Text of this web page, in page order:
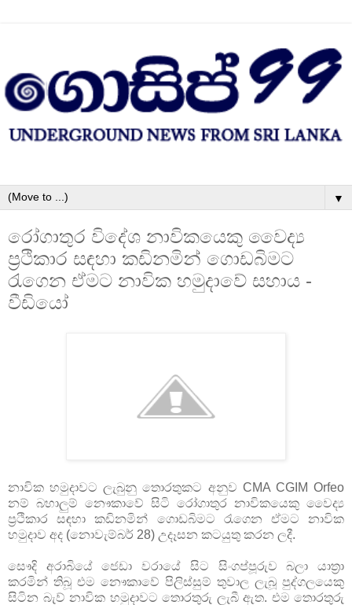
▼
රෝගාතුර විදේශ නාවිකයෙකු වෛද්‍ය
ප්‍රථිකාර සඳහා කඩිනමින් ගොඩබිමට
රැගෙන ඒමට නාවික හමුදාවේ සහාය -
වීඩියෝ
නාවික හමුදාවට ලැබුනු තොරතුකට අනුව CMA CGIM Orfeo
නම් බහාලුම් නෞකාවේ සිටි රෝගාතුර නාවිකයෙකු වෛද්‍ය
ප්‍රථිකාර සඳහා කඩිනමින් ගොඩබිමට රැගෙන ඒමට නාවික
හමුදාව අද (නොවැම්බර් 28) උදෑසන කටයුතු කරන ලදී.
සෞදි අරාබියේ ජෙඩා වරායේ සිට සිංගප්පූරුව බලා යාත්‍රා
කරමින් තිබූ එම නෞකාවේ පිලිස්සුම් තුවාල ලැබූ පුද්ගලයෙකු
සිටින බැව් නාවික හමුදාවට තොරතුරු ලැබී ඇත. එම තොරතුරු